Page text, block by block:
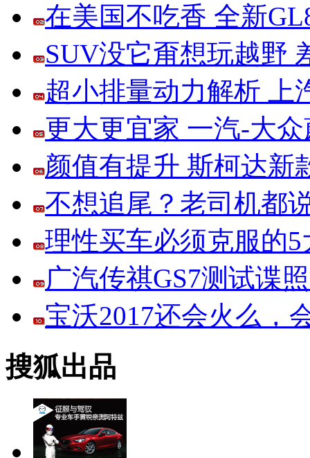
在美国不吃香 全新
SUV没它甭想玩越野
超小排量动力解析 上
更大更宜家 一汽-大
颜值有提升 斯柯达新
不想追尾？老司机都
理性买车必须克服的5
广汽传祺GS7测试谍
宝沃2017还会火么，
搜狐出品